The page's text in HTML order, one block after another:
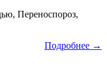
Переноспороз,
Подробнее →